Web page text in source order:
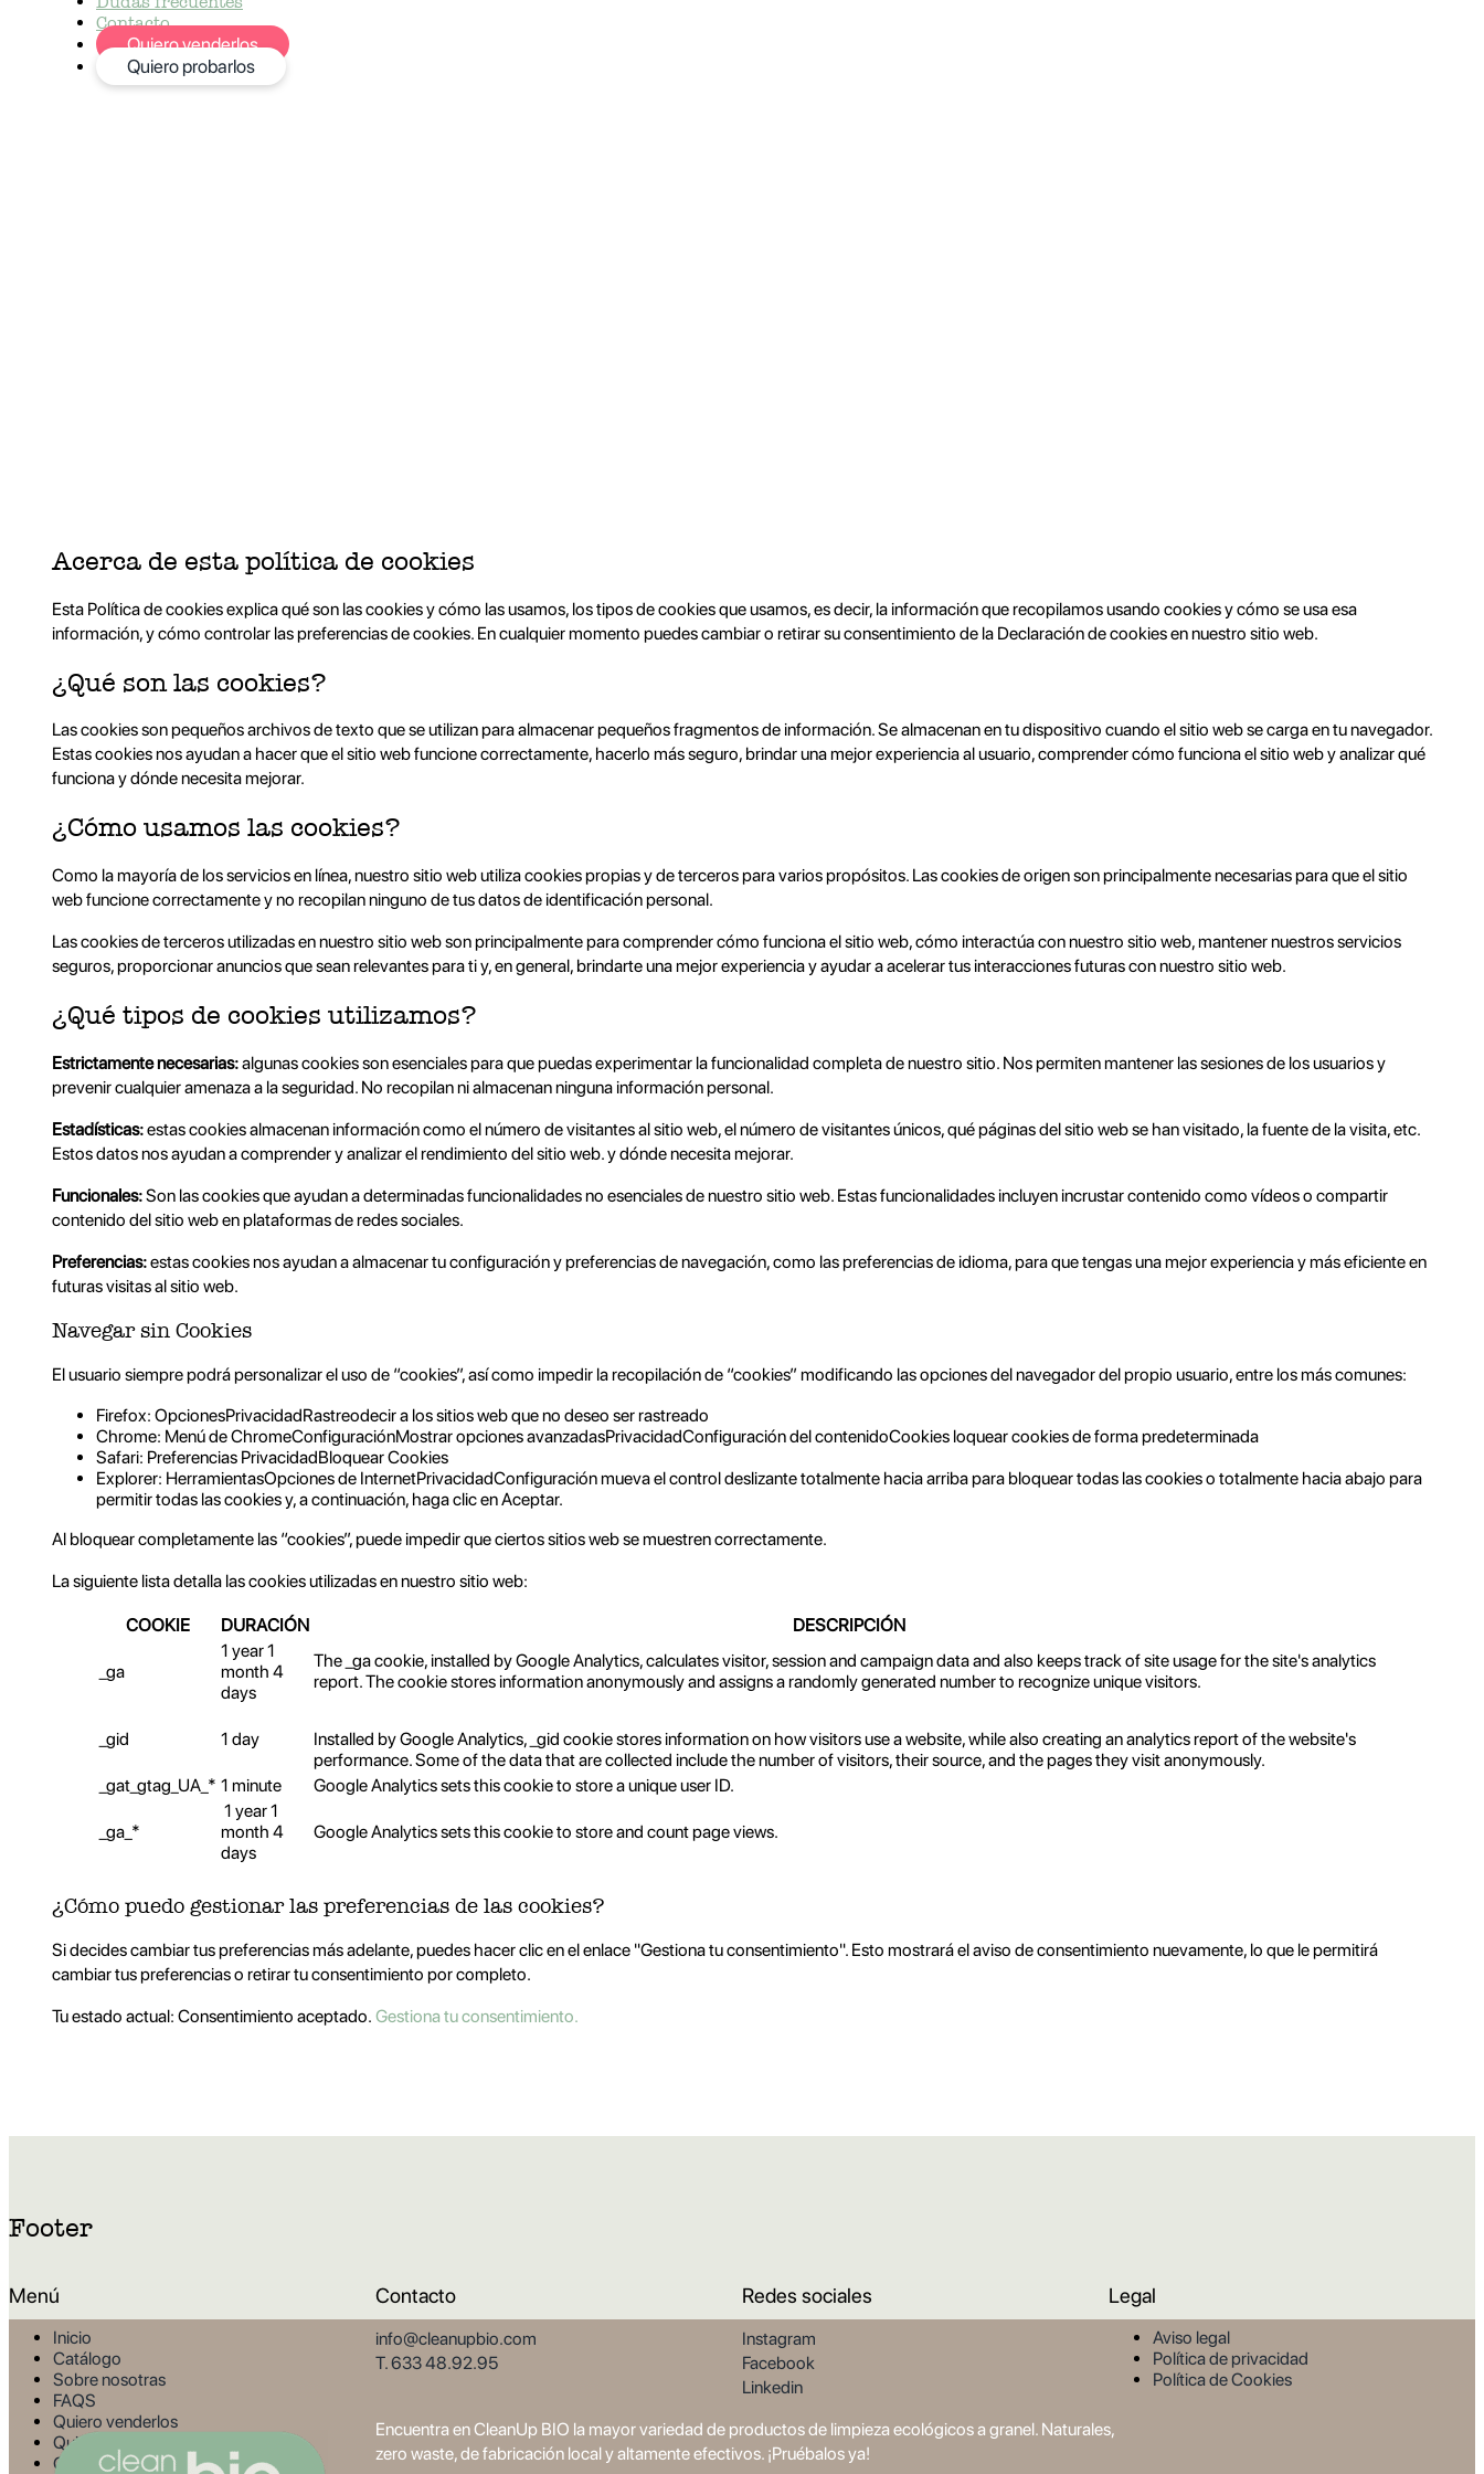
Contacto
Quiero venderlos
Quiero probarlos
Acerca de esta política de cookies
Esta Política de cookies explica qué son las cookies y cómo las usamos, los tipos de cookies que usamos, es decir, la información que recopilamos usando cookies y cómo se usa esa
información, y cómo controlar las preferencias de cookies. En cualquier momento puedes cambiar o retirar su consentimiento de la Declaración de cookies en nuestro sitio web.
¿Qué son las cookies?
Las cookies son pequeños archivos de texto que se utilizan para almacenar pequeños fragmentos de información. Se almacenan en tu dispositivo cuando el sitio web se carga en tu navegador.
Estas cookies nos ayudan a hacer que el sitio web funcione correctamente, hacerlo más seguro, brindar una mejor experiencia al usuario, comprender cómo funciona el sitio web y analizar qué
funciona y dónde necesita mejorar.
¿Cómo usamos las cookies?
Como la mayoría de los servicios en línea, nuestro sitio web utiliza cookies propias y de terceros para varios propósitos. Las cookies de origen son principalmente necesarias para que el sitio
web funcione correctamente y no recopilan ninguno de tus datos de identificación personal.
Las cookies de terceros utilizadas en nuestro sitio web son principalmente para comprender cómo funciona el sitio web, cómo interactúa con nuestro sitio web, mantener nuestros servicios
seguros, proporcionar anuncios que sean relevantes para ti y, en general, brindarte una mejor experiencia y ayudar a acelerar tus interacciones futuras con nuestro sitio web.
¿Qué tipos de cookies utilizamos?
Estrictamente necesarias:algunas cookies son esenciales para que puedas experimentar la funcionalidad completa de nuestro sitio. Nos permiten mantener las sesiones de los usuarios y
prevenir cualquier amenaza a la seguridad. No recopilan ni almacenan ninguna información personal.
Estadísticas:estas cookies almacenan información como el número de visitantes al sitio web, el número de visitantes únicos, qué páginas del sitio web se han visitado, la fuente de la visita, etc.
Estos datos nos ayudan a comprender y analizar el rendimiento del sitio web. y dónde necesita mejorar.
Funcionales:Son las cookies que ayudan a determinadas funcionalidades no esenciales de nuestro sitio web. Estas funcionalidades incluyen incrustar contenido como vídeos o compartir
contenido del sitio web en plataformas de redes sociales.
Preferencias:estas cookies nos ayudan a almacenar tu configuración y preferencias de navegación, como las preferencias de idioma, para que tengas una mejor experiencia y más eficiente en
futuras visitas al sitio web.
Navegar sin Cookies
El usuario siempre podrá personalizar el uso de “cookies”, así como impedir la recopilación de “cookies” modificando las opciones del navegador del propio usuario, entre los más comunes:
Firefox: OpcionesPrivacidadRastreodecir a los sitios web que no deseo ser rastreado
Chrome: Menú de ChromeConfiguraciónMostrar opciones avanzadasPrivacidadConfiguración del contenidoCookies loquear cookies de forma predeterminada
Safari: Preferencias PrivacidadBloquear Cookies
Explorer: HerramientasOpciones de InternetPrivacidadConfiguración mueva el control deslizante totalmente hacia arriba para bloquear todas las cookies o totalmente hacia abajo para
permitir todas las cookies y, a continuación, haga clic en Aceptar.
Al bloquear completamente las “cookies”, puede impedir que ciertos sitios web se muestren correctamente.
La siguiente lista detalla las cookies utilizadas en nuestro sitio web:
COOKIE DURACIÓN DESCRIPCIÓN
_ga
1 year 1
month 4
days
The _ga cookie, installed by Google Analytics, calculates visitor, session and campaign data and also keeps track of site usage for the site's analytics
report. The cookie stores information anonymously and assigns a randomly generated number to recognize unique visitors.
_gid 1 day
Installed by Google Analytics, _gid cookie stores information on how visitors use a website, while also creating an analytics report of the website's
performance. Some of the data that are collected include the number of visitors, their source, and the pages they visit anonymously.
_gat_gtag_UA_* 1 minute Google Analytics sets this cookie to store a unique user ID.
_ga_*
1 year 1
month 4
days
Google Analytics sets this cookie to store and count page views.
¿Cómo puedo gestionar las preferencias de las cookies?
Si decides cambiar tus preferencias más adelante, puedes hacer clic en el enlace "Gestiona tu consentimiento". Esto mostrará el aviso de consentimiento nuevamente, lo que le permitirá
cambiar tus preferencias o retirar tu consentimiento por completo.
Tu estado actual: Consentimiento aceptado. Gestiona tu consentimiento.
Footer
Menú
Inicio
Catálogo
Sobre nosotras
FAQS
Quiero venderlos
Quiero probarlos
Contacto
Contacto
info@cleanupbio.com
T. 633 48.92.95
Redes sociales
Instagram
Facebook
Linkedin
Legal
Aviso legal
Política de privacidad
Política de Cookies
Encuentra en CleanUp BIO la mayor variedad de productos de limpieza ecológicos a granel. Naturales,
zero waste, de fabricación local y altamente efectivos. ¡Pruébalos ya!